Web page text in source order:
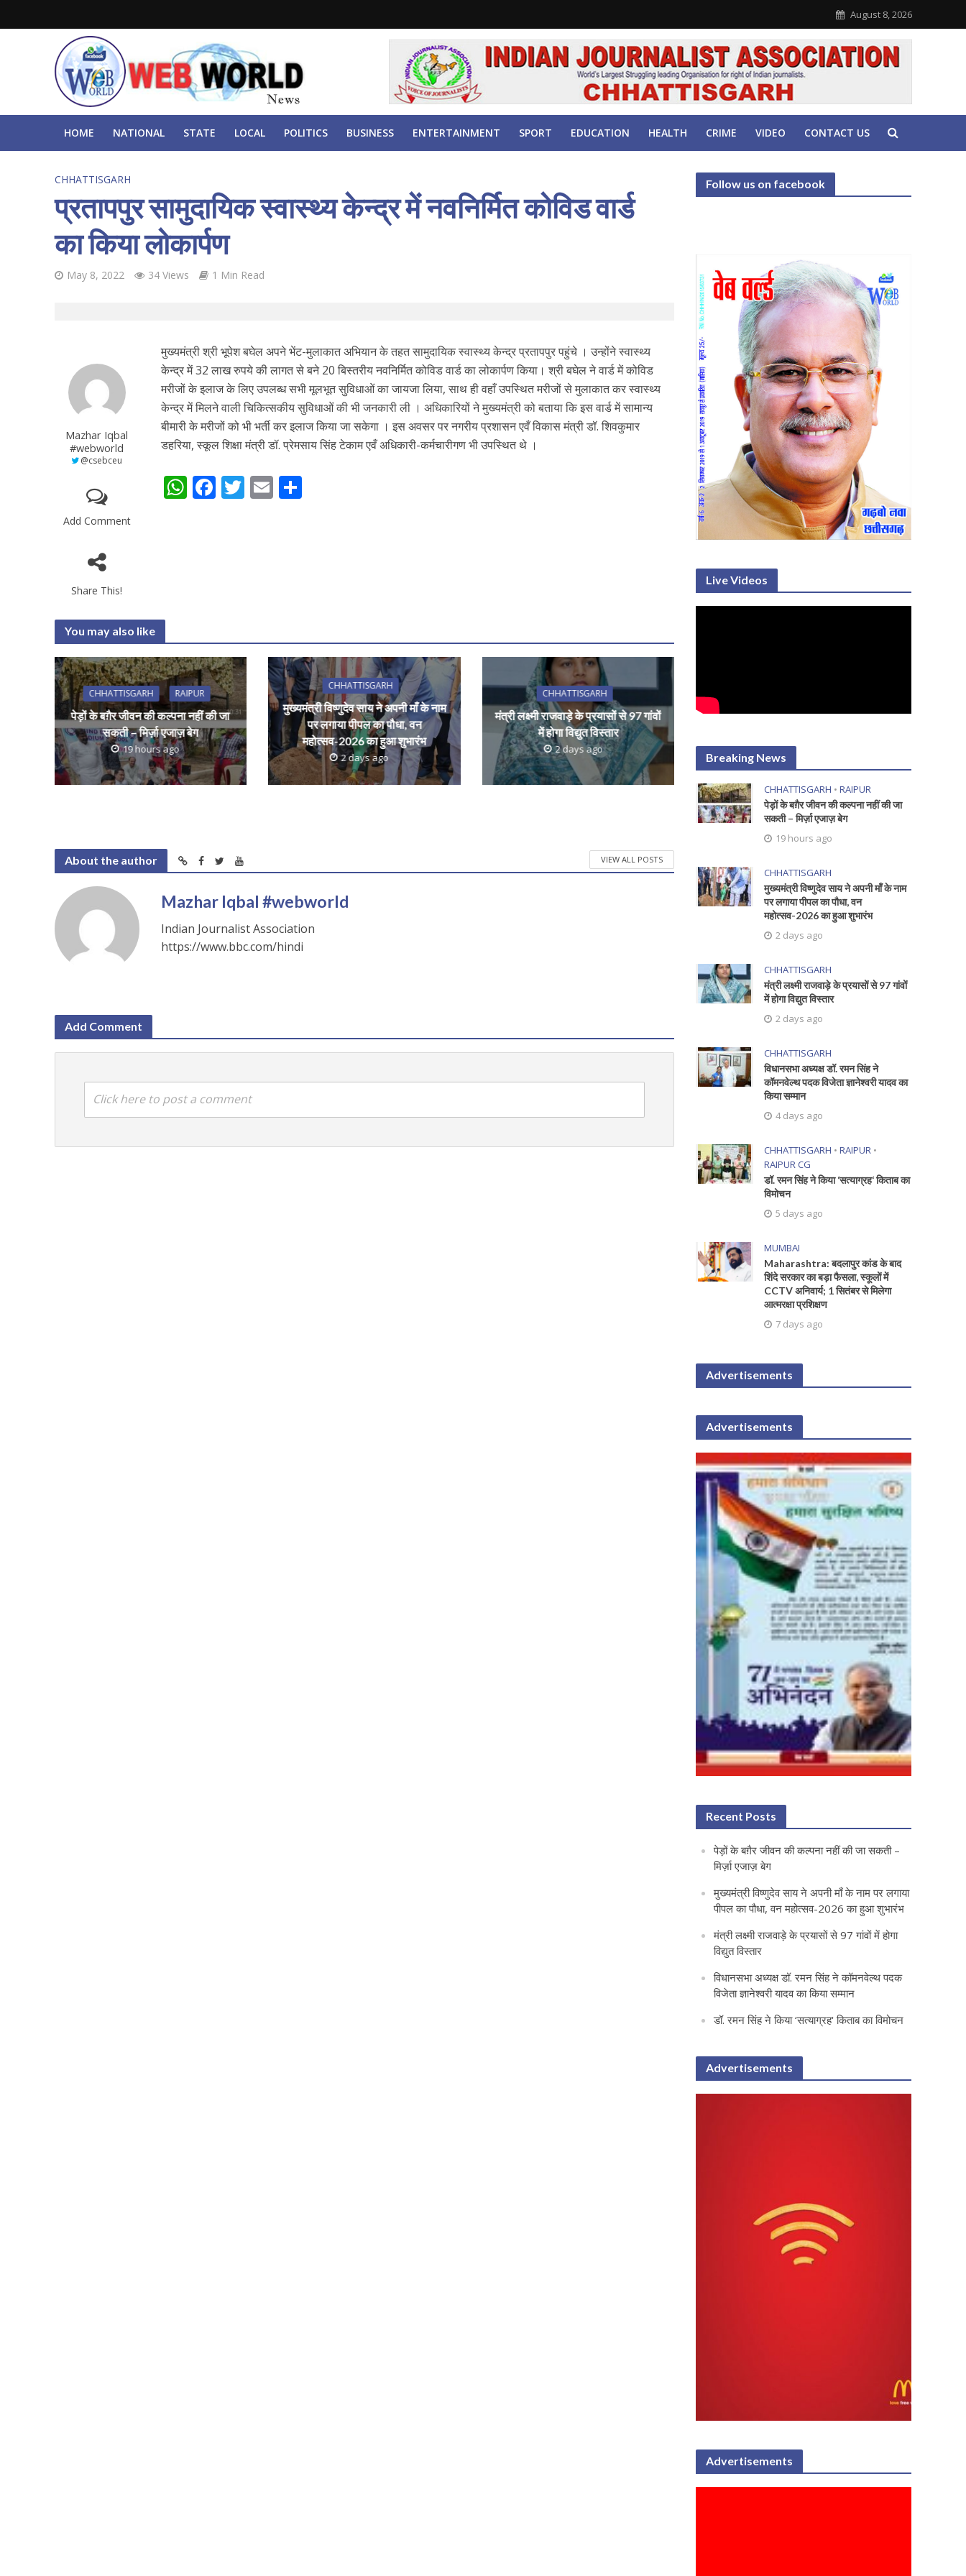
August 8, 2026
HOME NATIONAL STATE LOCAL POLITICS BUSINESS ENTERTAINMENT SPORT EDUCATION HEALTH CRIME VIDEO CONTACT US
CHHATTISGARH
प्रतापपुर सामुदायिक स्वास्थ्य केन्द्र में नवनिर्मित कोविड वार्ड
का किया लोकार्पण
May 8, 2022 34 Views 1 Min Read
Mazhar Iqbal
#webworld
@csebceu
Add Comment
Share This!
मुख्यमंत्री श्री भूपेश बघेल अपने भेंट-मुलाकात अभियान के तहत सामुदायिक स्वास्थ्य केन्द्र प्रतापपुर पहुंचे । उन्होंने स्वास्थ्य
केन्द्र में 32 लाख रुपये की लागत से बने 20 बिस्तरीय नवनिर्मित कोविड वार्ड का लोकार्पण किया। श्री बघेल ने वार्ड में कोविड
मरीजों के इलाज के लिए उपलब्ध सभी मूलभूत सुविधाओं का जायजा लिया, साथ ही वहाँ उपस्थित मरीजों से मुलाकात कर स्वास्थ्य
केन्द्र में मिलने वाली चिकित्सकीय सुविधाओं की भी जनकारी ली । अधिकारियों ने मुख्यमंत्री को बताया कि इस वार्ड में सामान्य
बीमारी के मरीजों को भी भर्ती कर इलाज किया जा सकेगा । इस अवसर पर नगरीय प्रशासन एवँ विकास मंत्री डॉ. शिवकुमार
डहरिया, स्कूल शिक्षा मंत्री डॉ. प्रेमसाय सिंह टेकाम एवँ अधिकारी-कर्मचारीगण भी उपस्थित थे ।
W F T E
You may also like
CHHATTISGARH RAIPUR
पेड़ों के बग़ैर जीवन की कल्पना नहीं की जा
सकती – मिर्ज़ा एजाज़ बेग
19 hours ago
CHHATTISGARH
मुख्यमंत्री विष्णुदेव साय ने अपनी माँ के नाम
पर लगाया पीपल का पौधा, वन
महोत्सव-2026 का हुआ शुभारंभ
2 days ago
CHHATTISGARH
मंत्री लक्ष्मी राजवाड़े के प्रयासों से 97 गांवों
में होगा विद्युत विस्तार
2 days ago
About the author VIEW ALL POSTS
Mazhar Iqbal #webworld
Indian Journalist Association
https://www.bbc.com/hindi
Add Comment
Click here to post a comment
Follow us on facebook
Live Videos
Breaking News
CHHATTISGARH • RAIPUR
पेड़ों के बग़ैर जीवन की कल्पना नहीं की जा
सकती – मिर्ज़ा एजाज़ बेग
19 hours ago
CHHATTISGARH
मुख्यमंत्री विष्णुदेव साय ने अपनी माँ के नाम
पर लगाया पीपल का पौधा, वन
महोत्सव-2026 का हुआ शुभारंभ
2 days ago
CHHATTISGARH
मंत्री लक्ष्मी राजवाड़े के प्रयासों से 97 गांवों
में होगा विद्युत विस्तार
2 days ago
CHHATTISGARH
विधानसभा अध्यक्ष डॉ. रमन सिंह ने
कॉमनवेल्थ पदक विजेता ज्ञानेश्वरी यादव का
किया सम्मान
4 days ago
CHHATTISGARH • RAIPUR •
RAIPUR CG
डॉ. रमन सिंह ने किया ‘सत्याग्रह‘ किताब का
विमोचन
5 days ago
MUMBAI
Maharashtra: बदलापुर कांड के बाद
शिंदे सरकार का बड़ा फैसला, स्कूलों में
CCTV अनिवार्य; 1 सितंबर से मिलेगा
आत्मरक्षा प्रशिक्षण
7 days ago
Advertisements
Advertisements
Recent Posts
पेड़ों के बग़ैर जीवन की कल्पना नहीं की जा सकती –
मिर्ज़ा एजाज़ बेग
मुख्यमंत्री विष्णुदेव साय ने अपनी माँ के नाम पर लगाया
पीपल का पौधा, वन महोत्सव-2026 का हुआ शुभारंभ
मंत्री लक्ष्मी राजवाड़े के प्रयासों से 97 गांवों में होगा
विद्युत विस्तार
विधानसभा अध्यक्ष डॉ. रमन सिंह ने कॉमनवेल्थ पदक
विजेता ज्ञानेश्वरी यादव का किया सम्मान
डॉ. रमन सिंह ने किया ‘सत्याग्रह‘ किताब का विमोचन
Advertisements
Advertisements